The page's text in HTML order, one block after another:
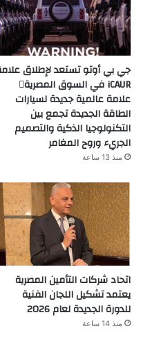
جي بي أوتو تستعد لإطلاق
iCAUR في السوق المصرية
علامة عالمية جديدة لسيارات
الطاقة الجديدة تجمع بين
التكنولوجيا الذكية والتصميم
الجريء وروح المغامر
منذ 13 ساعة
اتحاد شركات التأمين المصرية
يعتمد تشكيل اللجان الفنية
للدورة الجديدة لعام 2026
منذ 14 ساعة